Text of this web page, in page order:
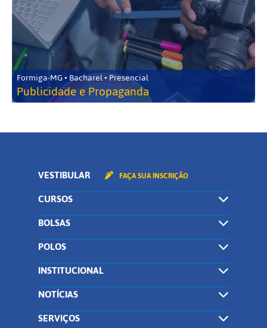
Formiga-MG • Bacharel • Presencial
Publicidade e Propaganda
VESTIBULAR FAÇA SUA INSCRIÇÃO
CURSOS
BOLSAS
POLOS
INSTITUCIONAL
NOTÍCIAS
SERVIÇOS